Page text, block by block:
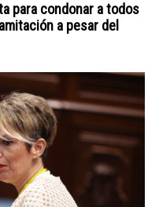
para condonar a todos
a pesar del